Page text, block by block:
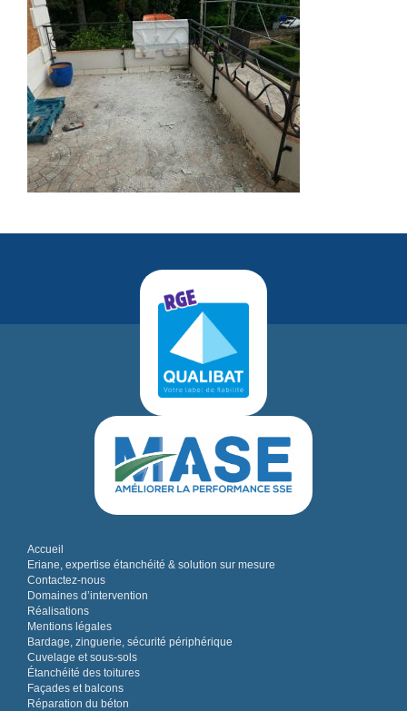
Accueil
Eriane, expertise étanchéité & solution sur mesure
Contactez-nous
Domaines d’intervention
Réalisations
Mentions légales
Bardage, zinguerie, sécurité périphérique
Cuvelage et sous-sols
Étanchéité des toitures
Façades et balcons
Réparation du béton